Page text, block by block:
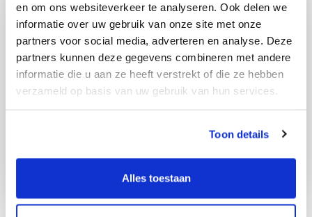
en om ons websiteverkeer te analyseren. Ook delen we
informatie over uw gebruik van onze site met onze
partners voor social media, adverteren en analyse. Deze
partners kunnen deze gegevens combineren met andere
informatie die u aan ze heeft verstrekt of die ze hebben
verzameld op basis van uw gebruik van hun services.
Toon details
Alles toestaan